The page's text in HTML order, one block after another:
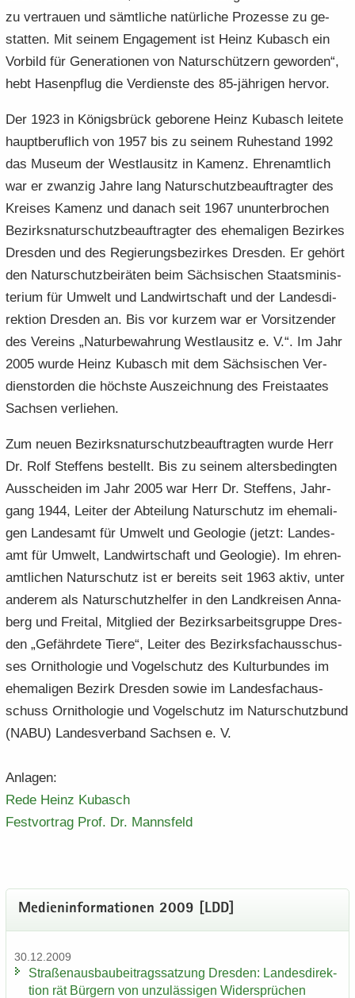
zu ver­trau­en und sämt­li­che na­tür­li­che Pro­zes­se zu ge­
stat­ten. Mit sei­nem En­ga­ge­ment ist Heinz Ku­basch ein
Vor­bild für Ge­ne­ra­tio­nen von Na­tur­schüt­zern ge­wor­den“,
hebt Ha­sen­pflug die Ver­diens­te des 85-​jährigen her­vor.
Der 1923 in Kö­nigs­brück ge­bo­re­ne Heinz Ku­basch lei­te­te
haupt­be­ruf­lich von 1957 bis zu sei­nem Ru­he­stand 1992
das Mu­se­um der West­lau­sitz in Ka­menz. Eh­ren­amt­lich
war er zwan­zig Jahre lang Na­tur­schutz­be­auf­trag­ter des
Krei­ses Ka­menz und da­nach seit 1967 un­un­ter­bro­chen
Be­zirks­na­tur­schutz­be­auf­trag­ter des ehe­ma­li­gen Be­zir­kes
Dres­den und des Re­gie­rungs­be­zir­kes Dres­den. Er ge­hört
den Na­tur­schutz­bei­rä­ten beim Säch­si­schen Staats­mi­nis­
te­ri­um für Um­welt und Land­wirt­schaft und der Lan­des­di­
rek­ti­on Dres­den an. Bis vor kur­zem war er Vor­sit­zen­der
des Ver­eins „Na­tur­be­wah­rung West­lau­sitz e. V.“. Im Jahr
2005 wurde Heinz Ku­basch mit dem Säch­si­schen Ver­
dienst­or­den die höchs­te Aus­zeich­nung des Frei­staa­tes
Sach­sen ver­lie­hen.
Zum neuen Be­zirks­na­tur­schutz­be­auf­trag­ten wurde Herr
Dr. Rolf Stef­fens be­stellt. Bis zu sei­nem al­ters­be­ding­ten
Aus­schei­den im Jahr 2005 war Herr Dr. Stef­fens, Jahr­
gang 1944, Lei­ter der Ab­tei­lung Na­tur­schutz im ehe­ma­li­
gen Lan­des­amt für Um­welt und Geo­lo­gie (jetzt: Lan­des­
amt für Um­welt, Land­wirt­schaft und Geo­lo­gie). Im eh­ren­
amt­li­chen Na­tur­schutz ist er be­reits seit 1963 aktiv, unter
an­de­rem als Na­tur­schutz­hel­fer in den Land­krei­sen An­na­
berg und Frei­tal, Mit­glied der Be­zirks­ar­beits­grup­pe Dres­
den „Ge­fähr­de­te Tiere“, Lei­ter des Be­zirks­fach­aus­schus­
ses Or­ni­tho­lo­gie und Vo­gel­schutz des Kul­tur­bun­des im
ehe­ma­li­gen Be­zirk Dres­den sowie im Lan­des­fach­aus­
schuss Or­ni­tho­lo­gie und Vo­gel­schutz im Na­tur­schutz­bund
(NABU) Lan­des­ver­band Sach­sen e. V.
An­la­gen:
Rede Heinz Ku­basch
Fest­vor­trag Prof.​ Dr.​ Manns­feld
Me­di­en­in­for­ma­tio­nen 2009 [LDD]
30.12.2009
Stra­ßen­aus­bau­bei­trags­sat­zung Dres­den: Lan­des­di­rek­
ti­on rät Bür­gern von un­zu­läs­si­gen Wi­der­sprü­chen